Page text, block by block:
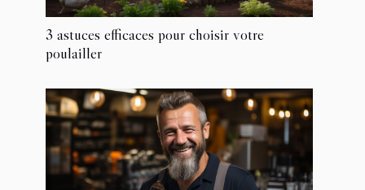
3 astuces efficaces pour choisir votre
poulailler